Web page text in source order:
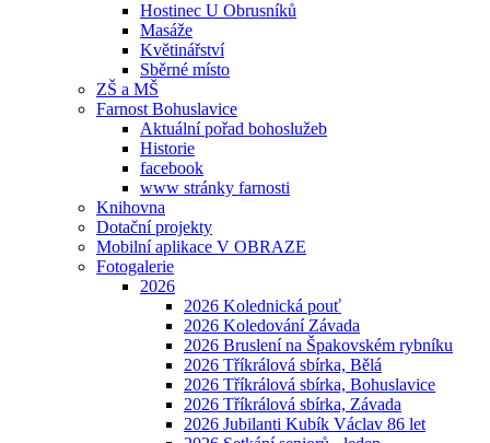
Hostinec U Obrusníků
Masáže
Květinářství
Sběrné místo
ZŠ a MŠ
Farnost Bohuslavice
Aktuální pořad bohoslužeb
Historie
facebook
www stránky farnosti
Knihovna
Dotační projekty
Mobilní aplikace V OBRAZE
Fotogalerie
2026
2026 Kolednická pouť
2026 Koledování Závada
2026 Bruslení na Špakovském rybníku
2026 Tříkrálová sbírka, Bělá
2026 Tříkrálová sbírka, Bohuslavice
2026 Tříkrálová sbírka, Závada
2026 Jubilanti Kubík Václav 86 let